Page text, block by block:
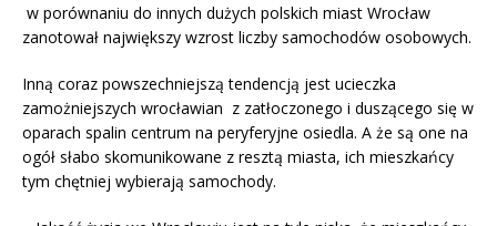
w porównaniu do innych dużych polskich miast Wrocław
zanotował największy wzrost liczby samochodów osobowych.
Inną coraz powszechniejszą tendencją jest ucieczka
zamożniejszych wrocławian z zatłoczonego i duszącego się w
oparach spalin centrum na peryferyjne osiedla. A że są one na
ogół słabo skomunikowane z resztą miasta, ich mieszkańcy
tym chętniej wybierają samochody.